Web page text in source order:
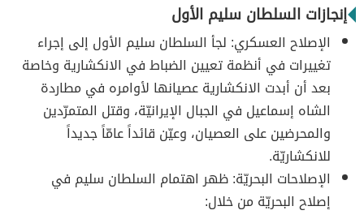
إنجازات السلطان سليم الأول
الإصلاح العسكري: لجأ السلطان سليم الأول إلى إجراء
تغييرات في أنظمة تعيين الضباط في الانكشارية وخاصة
بعد أن أبدت الانكشارية عصيانها لأوامره في مطاردة
الشاه إسماعيل في الجبال الإيرانيّة، وقتل المتمرّدين
والمحرضين على العصيان، وعيّن قائداً عامّاً جديداً
للانكشاريّة.
الإصلاحات البحريّة: ظهر اهتمام السلطان سليم في
إصلاح البحريّة من خلال: